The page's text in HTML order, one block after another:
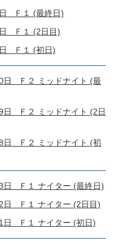
Ｆ１ (最終日)
Ｆ１ (2日目)
Ｆ１ (初日)
日 Ｆ２ ミッドナイト (最
Ｆ２ ミッドナイト (2日
日 Ｆ２ ミッドナイト (初
日 Ｆ１ ナイター (最終日)
日 Ｆ１ ナイター (2日目)
日 Ｆ１ ナイター (初日)